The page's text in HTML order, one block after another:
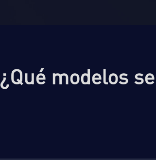
¿Qué modelos